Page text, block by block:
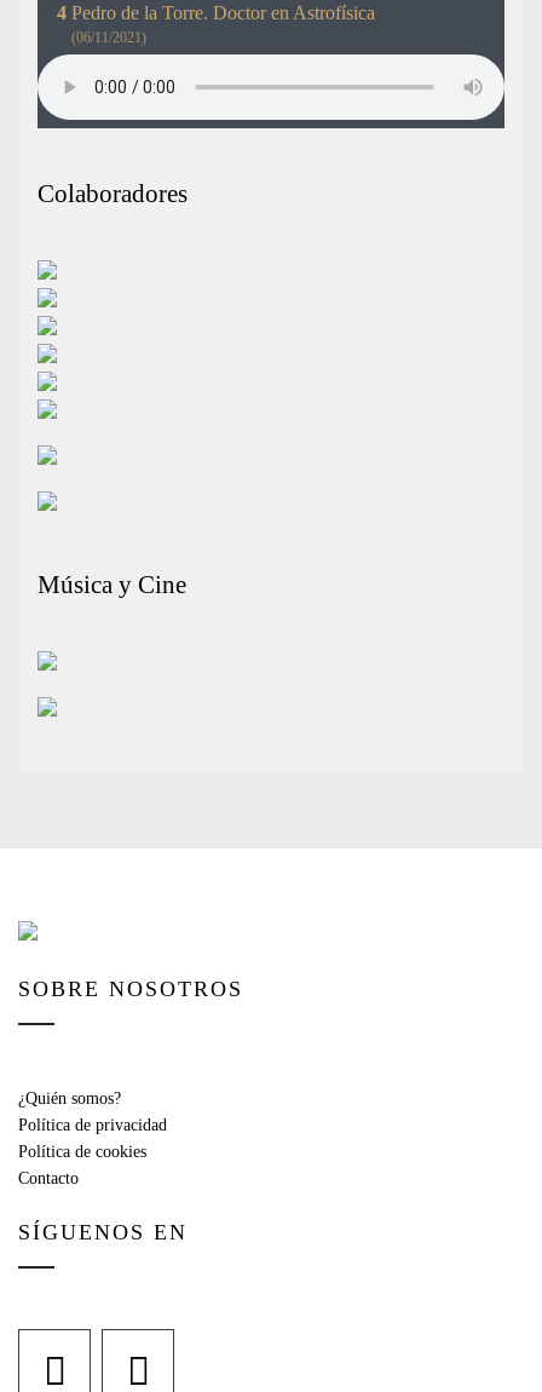
Pedro de la Torre. Doctor en Astrofísica
(06/11/2021)
Colaboradores
Música y Cine
SOBRE NOSOTROS
¿Quién somos?
Política de privacidad
Política de cookies
Contacto
SÍGUENOS EN